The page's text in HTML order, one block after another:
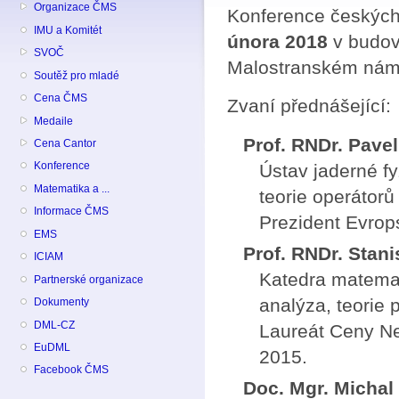
Organizace ČMS
IMU a Komitét
SVOČ
Soutěž pro mladé
Cena ČMS
Medaile
Cena Cantor
Konference
Matematika a ...
Informace ČMS
EMS
ICIAM
Partnerské organizace
Dokumenty
DML-CZ
EuDML
Facebook ČMS
Konference
února 2018 v
Malostranském
Zvaní přednášející:
Prof. RNDr.
Ústav jaderné
teorie
Prezident
Prof. RNDr.
Katedra
analýza, teorie
Laureát Ceny
2015.
Doc. Mgr.